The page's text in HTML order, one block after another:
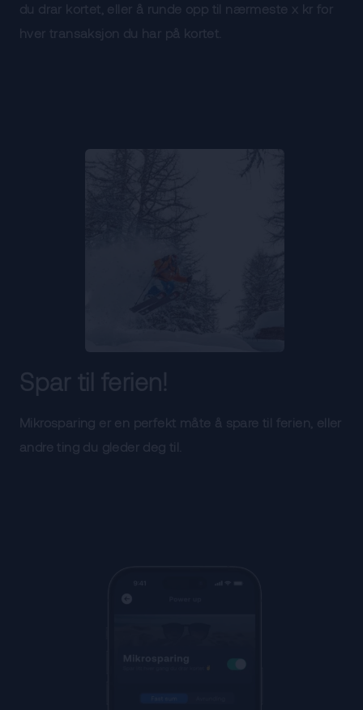
du drar kortet, eller å runde opp til nærmeste x kr for
hver transaksjon du har på kortet.
Spar til ferien!
Mikrosparing er en perfekt måte å spare til ferien, eller
andre ting du gleder deg til.